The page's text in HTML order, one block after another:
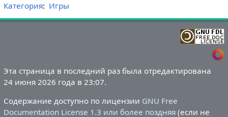
Категория: Игры
Эта страница в последний раз была отредактирована
24 июня 2026 года в 23:07.
Содержание доступно по лицензии GNU Free
Documentation License 1.3 или более поздняя(если не